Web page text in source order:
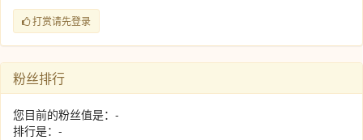
打赏请先登录
粉丝排行
您目前的粉丝值是：-
排行是：-